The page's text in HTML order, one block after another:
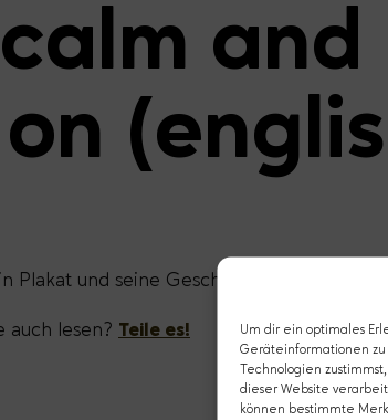
Um dir ein optimales
Geräteinformationen
Technologien
dieser Website
können bestimmte
and
Plakat und seine Geschichte.
auch lesen? Teile es!